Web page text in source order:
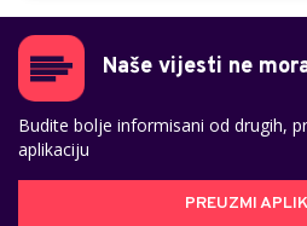
Naše vijesti ne
Budite bolje informisani od drugih,
aplikaciju
PREUZMI